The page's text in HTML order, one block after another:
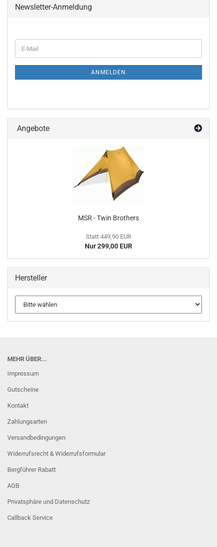
Newsletter-Anmeldung
ZUR
E-
Mail
ANMELDEN
Angebote
MSR - Twin Brothers
Statt 449,90 EUR
Nur 299,00 EUR
Hersteller
MEHR ÜBER...
Impressum
Gutscheine
Kontakt
Zahlungsarten
Versandbedingungen
Widerrufsrecht & Widerrufsformular
Bergführer Rabatt
AGB
Privatsphäre und Datenschutz
Callback Service